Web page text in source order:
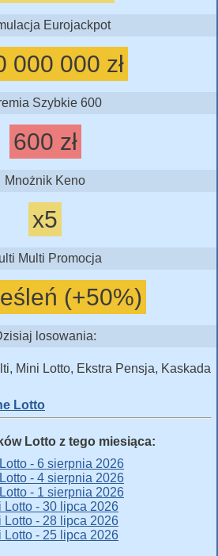
Eurojackpot
000 000 zł
Szybkie 600
600 zł
Mnożnik Keno
x5
Multi Promocja
(+50%)
losowania:
Mini Lotto, Ekstra Pensja, Kaskada
Lotto
Lotto z tego miesiąca:
- 6 sierpnia 2026
- 4 sierpnia 2026
- 1 sierpnia 2026
Lotto - 30 lipca 2026
Lotto - 28 lipca 2026
Lotto - 25 lipca 2026